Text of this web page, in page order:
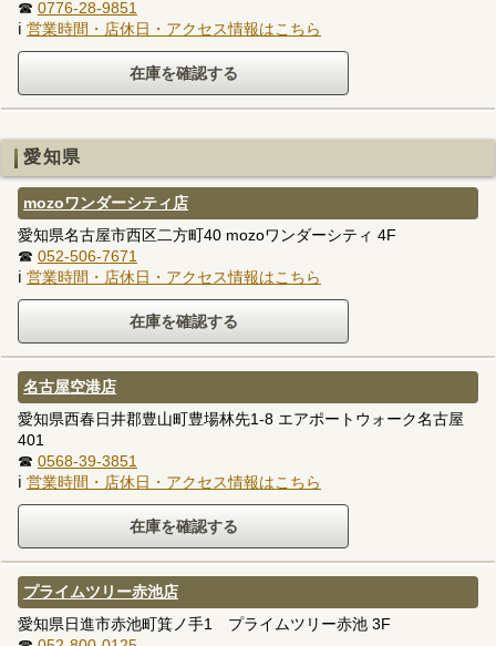
☎ 0776-28-9851
ℹ 営業時間・店休日・アクセス情報はこちら
愛知県
mozoワンダーシティ店
愛知県名古屋市西区二方町40 mozoワンダーシティ 4F
☎ 052-506-7671
ℹ 営業時間・店休日・アクセス情報はこちら
名古屋空港店
愛知県西春日井郡豊山町豊場林先1-8 エアポートウォーク名古屋
401
☎ 0568-39-3851
ℹ 営業時間・店休日・アクセス情報はこちら
プライムツリー赤池店
愛知県日進市赤池町箕ノ手1 プライムツリー赤池 3F